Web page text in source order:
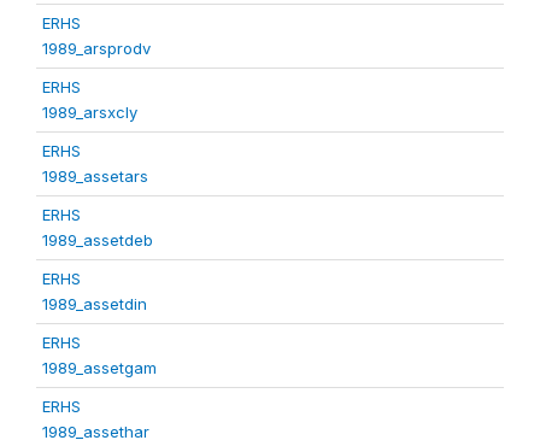
ERHS
1989_arsprodv
ERHS
1989_arsxcly
ERHS
1989_assetars
ERHS
1989_assetdeb
ERHS
1989_assetdin
ERHS
1989_assetgam
ERHS
1989_assethar